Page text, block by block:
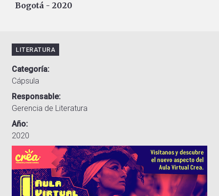
Bogotá - 2020
LITERATURA
Categoría
Cápsula
Responsable
Gerencia de Literatura
Año
2020